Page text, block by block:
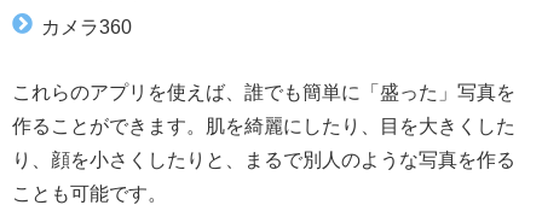
カメラ360
これらのアプリを使えば、誰でも簡単に「盛った」写真を
作ることができます。肌を綺麗にしたり、目を大きくした
り、顔を小さくしたりと、まるで別人のような写真を作る
ことも可能です。